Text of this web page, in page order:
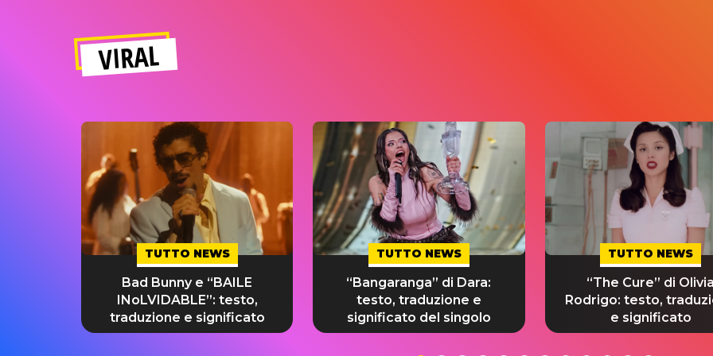
VIRAL
TUTTO NEWS
Bad Bunny e “BAILE
INoLVIDABLE”: testo,
traduzione e significato
TUTTO NEWS
“Bangaranga” di Dara:
testo, traduzione e
significato del singolo
TUTTO NEWS
“The Cure” di Olivia
Rodrigo: testo,
e significato